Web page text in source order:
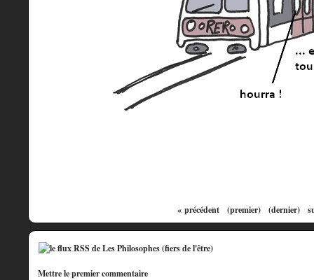
« précédent (premier) (dernier)
Mettre le premier commentaire